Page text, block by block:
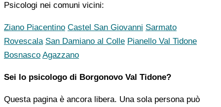
Psicologi nei comuni vicini:
Ziano Piacentino Castel San Giovanni Sarmato
Rovescala San Damiano al Colle Pianello Val Tidone
Bosnasco Agazzano
Sei lo psicologo di Borgonovo Val Tidone?
Questa pagina è ancora libera. Una sola persona può